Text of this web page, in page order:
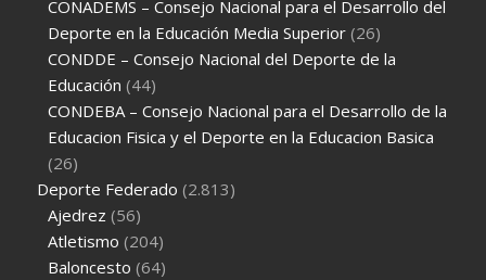
CONADEMS – Consejo Nacional para el Desarrollo del
Deporte en la Educación Media Superior (26)
CONDDE – Consejo Nacional del Deporte de la
Educación (44)
CONDEBA – Consejo Nacional para el Desarrollo de la
Educacion Fisica y el Deporte en la Educacion Basica
(26)
Deporte Federado (2.813)
Ajedrez (56)
Atletismo (204)
Baloncesto (64)